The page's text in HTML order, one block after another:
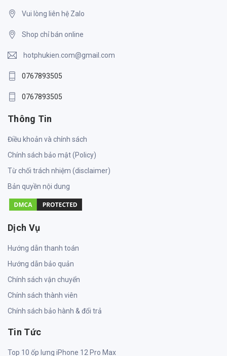
Vui lòng liên hệ Zalo
Shop chỉ bán online
hotphukien.com@gmail.com
0767893505
0767893505
Thông Tin
Điều khoản và chính sách
Chính sách bảo mật (Policy)
Từ chối trách nhiệm (disclaimer)
Bản quyền nội dung
Dịch Vụ
Hướng dẫn thanh toán
Hướng dẫn bảo quản
Chính sách vận chuyển
Chính sách thành viên
Chính sách bảo hành & đổi trả
Tin Tức
Top 10 ốp lưng iPhone 12 Pro Max